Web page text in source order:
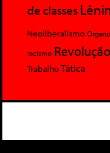
de classes
Neoliberalismo
racismo Revolução
Trabalho Tática